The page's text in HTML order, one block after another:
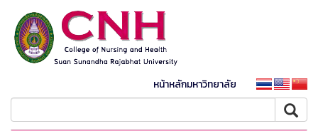
หน้าหลักมหาวิทยาลัย